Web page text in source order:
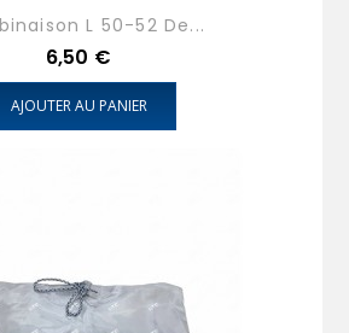
L 50-52 De...
Prix
6,50 €
AJOUTER AU PANIER